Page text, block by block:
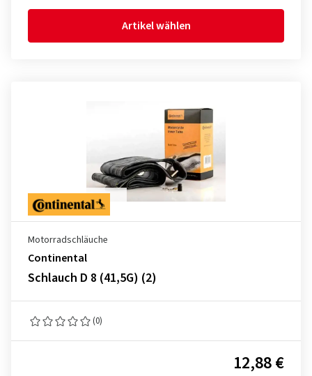
Artikel wählen
Motorradschläuche
Continental
Schlauch D 8 (41,5G) (2)
(0)
12,88 €